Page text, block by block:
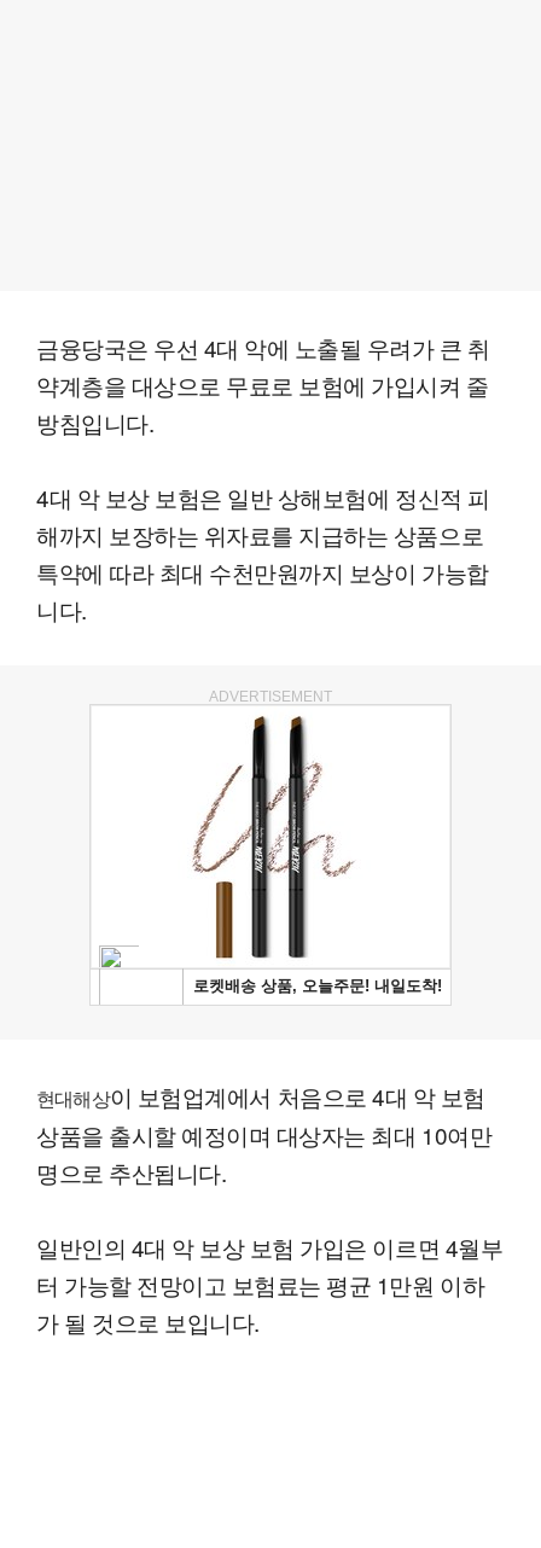
금융당국은 우선 4대 악에 노출될 우려가 큰 취
약계층을 대상으로 무료로 보험에 가입시켜 줄
방침입니다.
4대 악 보상 보험은 일반 상해보험에 정신적 피
해까지 보장하는 위자료를 지급하는 상품으로
특약에 따라 최대 수천만원까지 보상이 가능합
니다.
ADVERTISEMENT
현대해상이 보험업계에서 처음으로 4대 악 보험
상품을 출시할 예정이며 대상자는 최대 10여만
명으로 추산됩니다.
일반인의 4대 악 보상 보험 가입은 이르면 4월부
터 가능할 전망이고 보험료는 평균 1만원 이하
가 될 것으로 보입니다.